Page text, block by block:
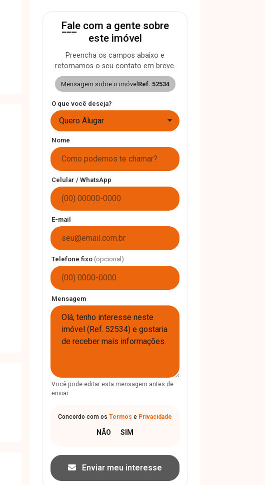
Fale com a gente sobre
este imóvel
Preencha os campos abaixo e
retornamos o seu contato em breve.
Mensagem sobre o imóvel Ref. 52534
O que você deseja?
Quero Alugar
Nome
Celular / WhatsApp
E-mail
Telefone fixo (opcional)
Mensagem
Você pode editar esta mensagem antes de
enviar.
Concordo com os Termos e Privacidade
Enviar meu interesse